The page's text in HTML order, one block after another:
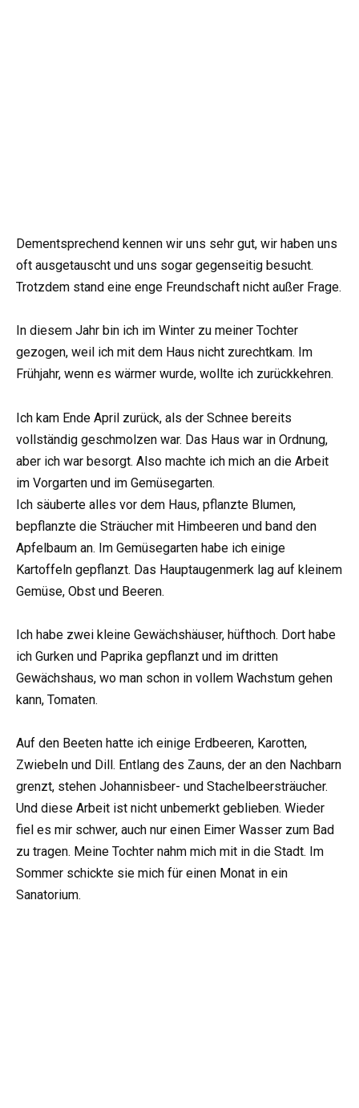
Dementsprechend kennen wir uns sehr gut, wir haben uns
oft ausgetauscht und uns sogar gegenseitig besucht.
Trotzdem stand eine enge Freundschaft nicht außer Frage.
In diesem Jahr bin ich im Winter zu meiner Tochter
gezogen, weil ich mit dem Haus nicht zurechtkam. Im
Frühjahr, wenn es wärmer wurde, wollte ich zurückkehren.
Ich kam Ende April zurück, als der Schnee bereits
vollständig geschmolzen war. Das Haus war in Ordnung,
aber ich war besorgt. Also machte ich mich an die Arbeit
im Vorgarten und im Gemüsegarten.
Ich säuberte alles vor dem Haus, pflanzte Blumen,
bepflanzte die Sträucher mit Himbeeren und band den
Apfelbaum an. Im Gemüsegarten habe ich einige
Kartoffeln gepflanzt. Das Hauptaugenmerk lag auf kleinem
Gemüse, Obst und Beeren.
Ich habe zwei kleine Gewächshäuser, hüfthoch. Dort habe
ich Gurken und Paprika gepflanzt und im dritten
Gewächshaus, wo man schon in vollem Wachstum gehen
kann, Tomaten.
Auf den Beeten hatte ich einige Erdbeeren, Karotten,
Zwiebeln und Dill. Entlang des Zauns, der an den Nachbarn
grenzt, stehen Johannisbeer- und Stachelbeersträucher.
Und diese Arbeit ist nicht unbemerkt geblieben. Wieder
fiel es mir schwer, auch nur einen Eimer Wasser zum Bad
zu tragen. Meine Tochter nahm mich mit in die Stadt. Im
Sommer schickte sie mich für einen Monat in ein
Sanatorium.